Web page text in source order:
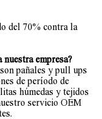
del 70% contra la
nuestra empresa?
pañales y pull ups
de período de
húmedas y tejidos
servicio OEM